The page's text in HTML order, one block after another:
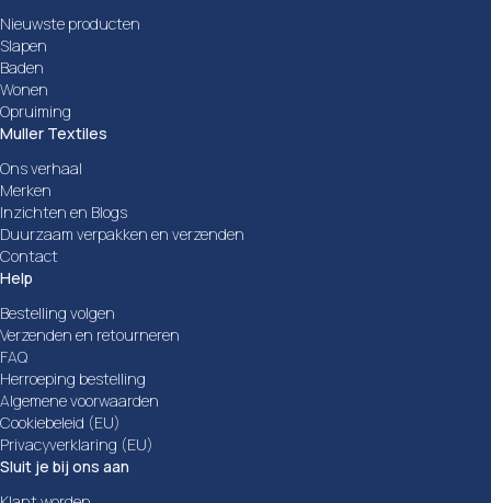
Nieuwste producten
Slapen
Baden
Wonen
Opruiming
Muller Textiles
Ons verhaal
Merken
Inzichten en Blogs
Duurzaam verpakken en verzenden
Contact
Help
Bestelling volgen
Verzenden en retourneren
FAQ
Herroeping bestelling
Algemene voorwaarden
Cookiebeleid (EU)
Privacyverklaring (EU)
Sluit je bij ons aan